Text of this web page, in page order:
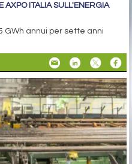
AXPO ITALIA SULL'ENERGIA
GWh annui per sette anni